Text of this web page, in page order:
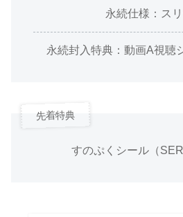
永続仕様：ス
永続封入特典：動画A視聴
先着特典
すのぷくシール（